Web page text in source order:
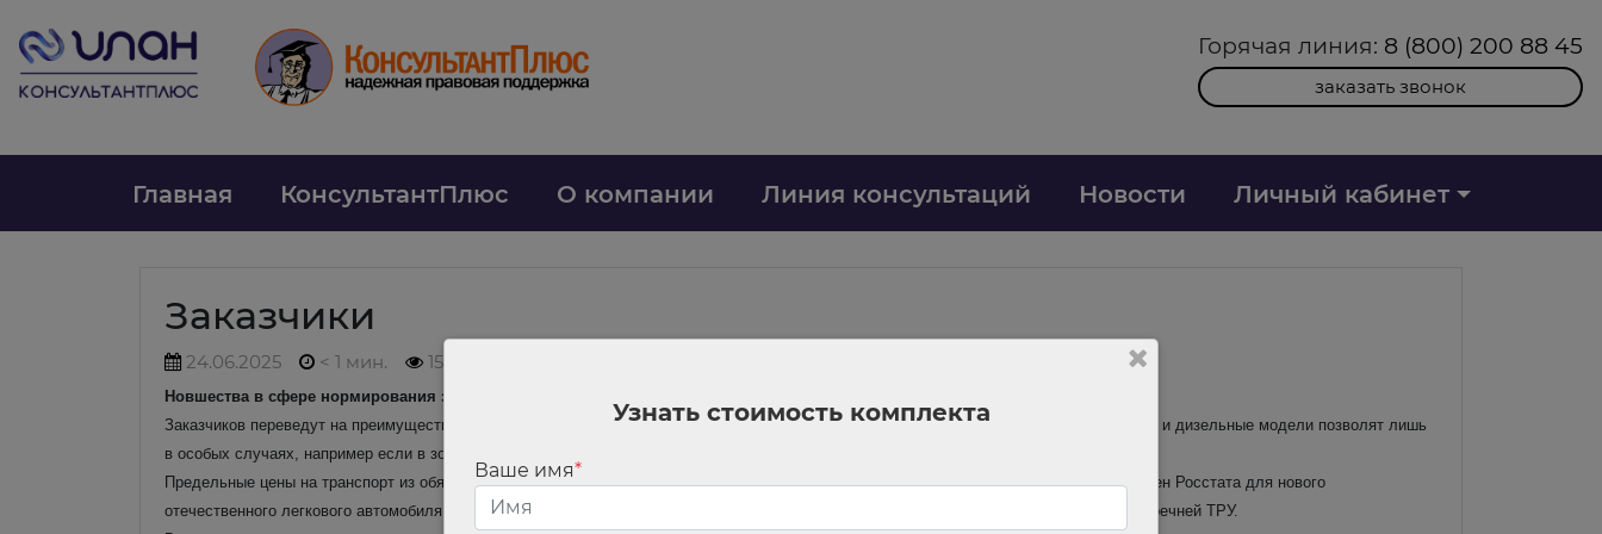
Горячая линия: 8 (800) 200 88 45
заказать звонок
Главная КонсультантПлюс О компании Линия консультаций Новости Личный кабинет
Заказчики
24.06.2025 < 1 мин. 158
Новшества в сфере нормирования закупок автомобилей по Закону N 44-ФЗ заработают с 25 июня 2025 года
Заказчиков переведут на преимущественную закупку электромобилей и транспорта на газомоторном топливе. Приобретать бензиновые и дизельные модели позволят лишь
в особых случаях, например если в зоне эксплуатации нет газозаправочной или зарядной инфраструктуры.
Предельные цены на транспорт из обязательного перечня можно будет изменить не более чем на значение индекса потребительских цен Росстата для нового
отечественного легкового автомобиля за период действия предельных цен. Это разрешат сделать при составлении ведомственных перечней ТРУ.
Узнать стоимость комплекта
Ваше имя*